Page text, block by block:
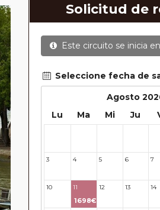
Solicitud de
Este circuito se inicia en
Seleccione fecha de
Agosto
Lu Ma Mi Ju
3 4 5 6 7
10 11
1698€
12 13 14